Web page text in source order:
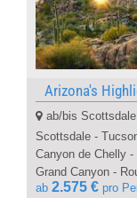
Arizona's
ab/bis Scottsdale
Scottsdale -
Canyon de Chelly
Grand Canyon -
ab 2.575 € pro